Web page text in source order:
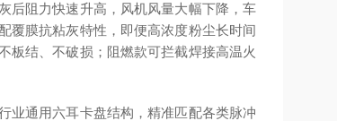
后阻力快速升高，风机风量大幅下降，车
覆膜抗粘灰特性，即便高浓度粉尘长时间
板结、不破损；阻燃款可拦截焊接高温火
业通用六耳卡盘结构，精准匹配各类脉冲